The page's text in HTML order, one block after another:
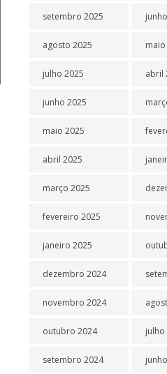
setembro 2025
agosto 2025
julho 2025
junho 2025
maio 2025
abril 2025
março 2025
fevereiro 2025
janeiro 2025
dezembro 2024
novembro 2024
outubro 2024
setembro 2024
abril
julho